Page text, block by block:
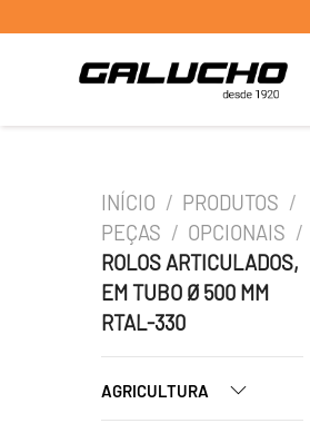
INÍCIO / PRODUTOS /
PEÇAS / OPCIONAIS /
ROLOS ARTICULADOS,
EM TUBO Ø 500 MM
RTAL-330
AGRICULTURA